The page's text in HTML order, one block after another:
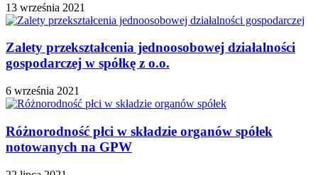
13 września 2021
Zalety przekształcenia jednoosobowej działalności
gospodarczej w spółkę z o.o.
6 września 2021
Różnorodność płci w składzie organów spółek
notowanych na GPW